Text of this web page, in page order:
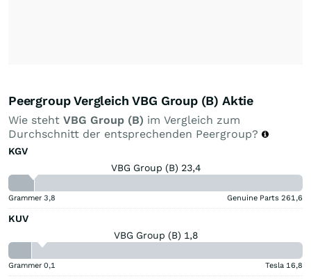
Peergroup Vergleich VBG Group (B) Aktie
Wie steht VBG Group (B) im Vergleich zum
Durchschnitt der entsprechenden Peergroup?
KGV
VBG Group (B) 23,4
Grammer 3,8 Genuine Parts 261,6
KUV
VBG Group (B) 1,8
Grammer 0,1 Tesla 16,8